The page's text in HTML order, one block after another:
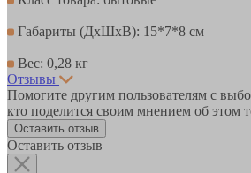
Габариты (ДхШхВ): 15*7*8 см
Вес: 0,28 кг
Отзывы
Помогите другим пользователям с
кто поделится своим мнением об этом
Оставить отзыв
Оставить отзыв